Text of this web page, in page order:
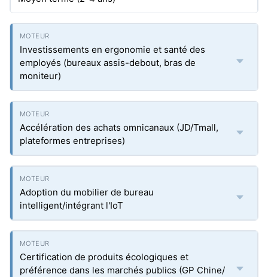
Investissements en ergonomie et santé des
employés (bureaux assis-debout, bras de
moniteur)
Accélération des achats omnicanaux (JD/Tmall,
plateformes entreprises)
Adoption du mobilier de bureau
intelligent/intégrant l'IoT
Certification de produits écologiques et
préférence dans les marchés publics (GP Chine/